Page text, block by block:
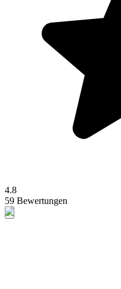
4.8
59 Bewertungen